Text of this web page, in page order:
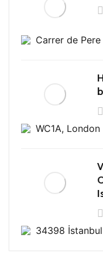
Carrer de Pere
WC1A,
34398